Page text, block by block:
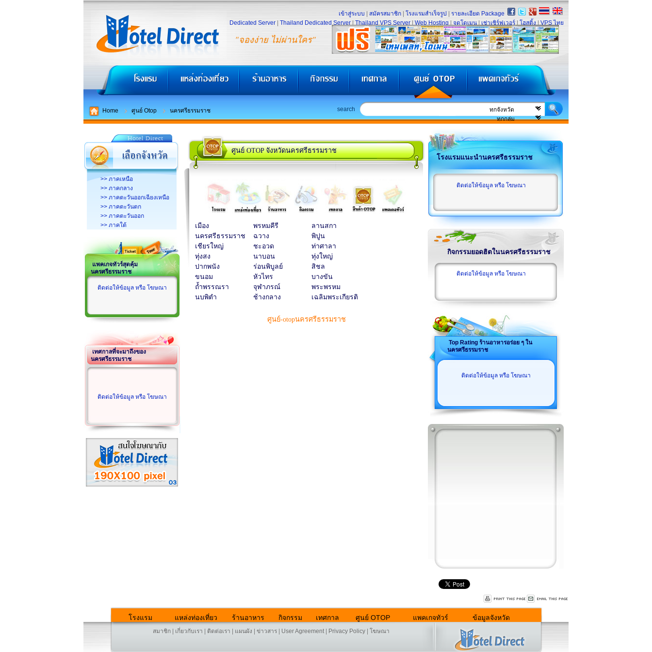
"จองง่าย ไม่ผ่านใคร"
เข้าสู่ระบบ สมัครสมาชิก โรงแรมสำเร็จรูป
รายละเอียด Package
Dedicated Server
Thailand Dedicated Server Thailand VPS Server Web Hosting จดโดเมน เช่าเซิร์ฟเวอร์ โฮสติ้ง VPS ไทย
Home ศูนย์ Otop นครศรีธรรมราช search
>> ภาคเหนือ
>> ภาคกลาง
>> ภาคตะวันออกเฉียงเหนือ
>> ภาคตะวันตก
>> ภาคตะวันออก
>> ภาคใต้
แพคเกจทัวร์สุดคุ้ม
นครศรีธรรมราช
ติดต่อให้ข้อมูล หรือ โฆษณา
เทศกาลที่จะมาถึงของ
นครศรีธรรมราช
ติดต่อให้ข้อมูล หรือ โฆษณา
ศูนย์ OTOP จังหวัดนครศรีธรรมราช
เมือง
นครศรีธรรมราช
พรหมคีรี
ลานสกา
ฉวาง
พิปูน
เชียรใหญ่
ชะอวด
ท่าศาลา
ทุ่งสง
นาบอน
ทุ่งใหญ่
ปากพนัง
ร่อนพิบูลย์
สิชล
ขนอม
หัวไทร
บางขัน
ถ้ำพรรณรา
จุฬาภรณ์
พระพรหม
นบพิตำ
ช้างกลาง เฉลิมพระเกียรติ
ศูนย์-otopนครศรีธรรมราช
โรงแรมแนะนำนครศรีธรรมราช
ติดต่อให้ข้อมูล หรือ โฆษณา
กิจกรรมยอดฮิตในนครศรีธรรมราช
ติดต่อให้ข้อมูล หรือ โฆษณา
Top Rating ร้านอาหารอร่อย ๆ ใน
นครศรีธรรมราช
ติดต่อให้ข้อมูล หรือ โฆษณา
โรงแรม แหล่งท่องเที่ยว ร้านอาหาร กิจกรรม เทศกาล ศูนย์ OTOP แพคเกจทัวร์ ข้อมูลจังหวัด
สมาชิก เกี่ยวกับเรา ติดต่อเรา แผนผัง ข่าวสาร User Agreement| Privacy Policy โฆษณา